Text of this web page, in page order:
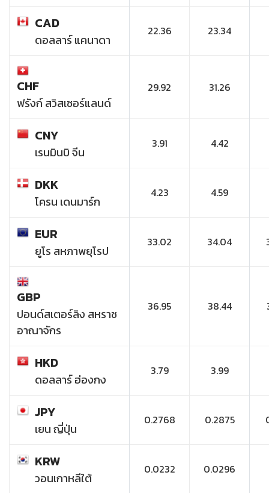
CAD
ดอลลาร์ แคนาดา
22.36 23.34
CHF
ฟรังก์ สวิสเซอร์แลนด์
29.92 31.26
CNY
เรนมินบิ จีน
3.91 4.42
DKK
โครน เดนมาร์ก
4.23 4.59
EUR
ยูโร สหภาพยุโรป
33.02 34.04
GBP
ปอนด์สเตอร์ลิง สหราช
อาณาจักร
36.95 38.44
HKD
ดอลลาร์ ฮ่องกง
3.79 3.99
JPY
เยน ญี่ปุ่น
0.2768 0.2875
KRW
วอนเกาหลีใต้
0.0232 0.0296